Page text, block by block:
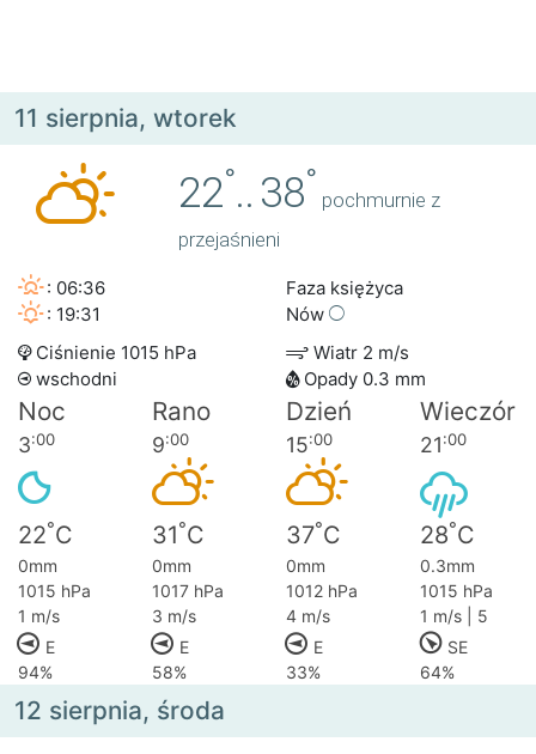
11 sierpnia, wtorek
22°.. 38°
pochmurnie z
przejaśnieni
: 06:36
: 19:31
Faza księżyca
Nów
Ciśnienie 1015 hPa
Wiatr 2 m/s
wschodni
Opady 0.3 mm
Noc Rano Dzień Wieczór
3:00 9:00 15:00 21:00
22°C 31°C 37°C 28°C
0mm 0mm 0mm
0.3mm
1015 hPa
1017 hPa 1012 hPa
1015 hPa
1 m/s
3 m/s 4 m/s
1 m/s | 5
E
E E
SE
94%
58% 33% 64%
12 sierpnia, środa